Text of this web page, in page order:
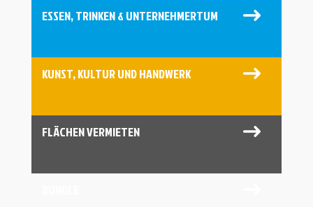
ESSEN, TRINKEN & UNTERNEHMERTUM
KUNST, KULTUR UND HANDWERK
FLÄCHEN VERMIETEN